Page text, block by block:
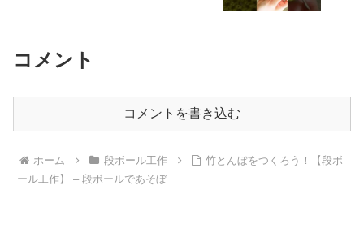
コメント
コメントを書き込む
ホーム 段ボール工作
竹とんぼをつくろう！【段ボ
ール工作】 – 段ボールであそぼ